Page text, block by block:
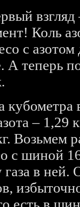
Коль
с
А теперь
кубометра
– 1,29
Возьмем
с шиной
газа в ней.